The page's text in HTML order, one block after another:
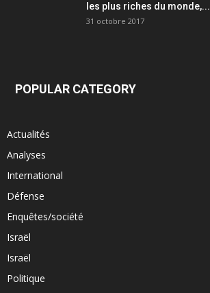
les plus riches du monde,...
31 octobre 2017
POPULAR CATEGORY
Actualités
Analyses
International
Défense
Enquêtes/société
Israël
Israël
Politique